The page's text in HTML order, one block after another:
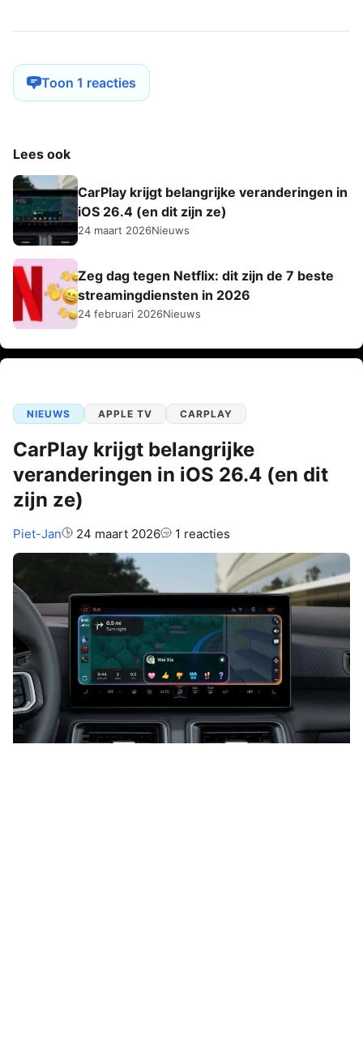
Toon 1 reacties
Lees ook
CarPlay krijgt belangrijke veranderingen in
iOS 26.4 (en dit zijn ze)
24 maart 2026Nieuws
Zeg dag tegen Netflix: dit zijn de 7 beste
streamingdiensten in 2026
24 februari 2026Nieuws
NIEUWS APPLE TV CARPLAY
CarPlay krijgt belangrijke
veranderingen in iOS 26.4 (en dit
zijn ze)
Auteur:
Piet-Jan 24 maart 2026 1 reacties